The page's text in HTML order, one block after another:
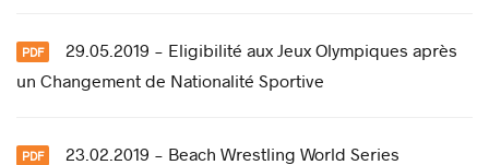
29.05.2019 - Eligibilité aux Jeux Olympiques après
un Changement de Nationalité Sportive
23.02.2019 - Beach Wrestling World Series